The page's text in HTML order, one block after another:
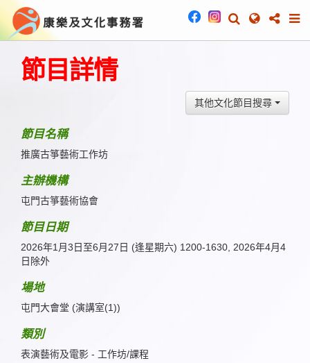
節目詳情
其他文化節目搜尋
節目名稱
推廣古箏藝術工作坊
主辦機構
屯門古箏藝術協會
節目日期
2026年1月3日至6月27日 (逢星期六) 1200-1630, 2026年4月4
日除外
場地
屯門大會堂 (演講室(1))
類別
表演藝術及電影 - 工作坊/課程